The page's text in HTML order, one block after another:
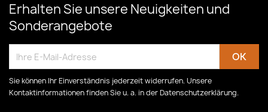
Erhalten Sie unsere Neuigkeiten und
Sonderangebote
Sie können Ihr Einverständnis jederzeit widerrufen. Unsere
Kontaktinformationen finden Sie u. a. in der Datenschutzerklärung.